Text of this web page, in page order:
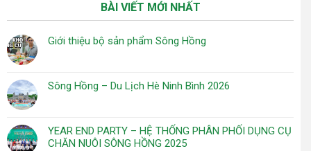
BÀI VIẾT MỚI NHẤT
Giới thiệu bộ sản phẩm Sông Hồng
Sông Hồng – Du Lịch Hè Ninh Bình 2026
YEAR END PARTY – HỆ THỐNG PHÂN PHỐI DỤNG CỤ
CHĂN NUÔI SÔNG HỒNG 2025